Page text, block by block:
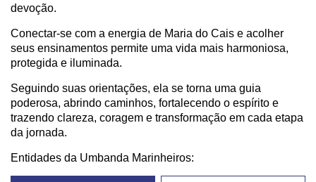
devoção.
Conectar-se com a energia de Maria do Cais e acolher
seus ensinamentos permite uma vida mais harmoniosa,
protegida e iluminada.
Seguindo suas orientações, ela se torna uma guia
poderosa, abrindo caminhos, fortalecendo o espírito e
trazendo clareza, coragem e transformação em cada etapa
da jornada.
Entidades da Umbanda Marinheiros: